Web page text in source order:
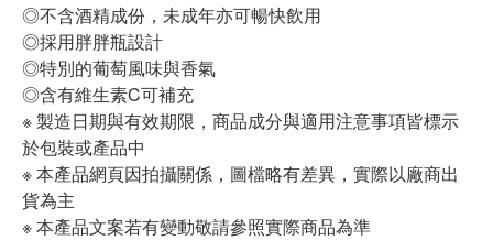
◎不含酒精成份，未成年亦可暢快飲用
◎採用胖胖瓶設計
◎特別的葡萄風味與香氣
◎含有維生素C可補充
※ 製造日期與有效期限，商品成分與適用注意事項皆標示
於包裝或產品中
※ 本產品網頁因拍攝關係，圖檔略有差異，實際以廠商出
貨為主
※ 本產品文案若有變動敬請參照實際商品為準